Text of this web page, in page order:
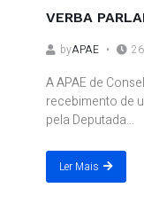
VERBA
byAPAE
A APAE de
recebimento de
pela Deputada...
Ler Mais